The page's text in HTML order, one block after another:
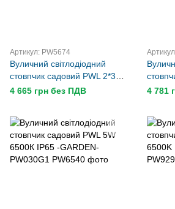
Артикул: PW5674
Вуличний світлодіодний
стовпчик садовий PWL 2*3W
6500K IP65-GARDEN-028C1
4 665 грн без ПДВ
6500K
4 781